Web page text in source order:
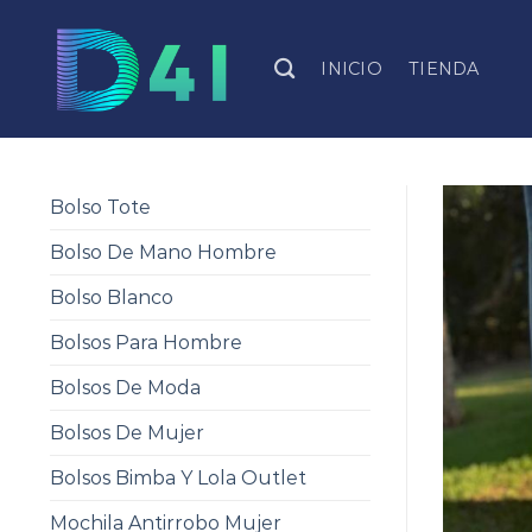
content
INICIO TIENDA
Bolso Tote
Bolso De Mano Hombre
Bolso Blanco
Bolsos Para Hombre
Bolsos De Moda
Bolsos De Mujer
Bolsos Bimba Y Lola Outlet
Mochila Antirrobo Mujer